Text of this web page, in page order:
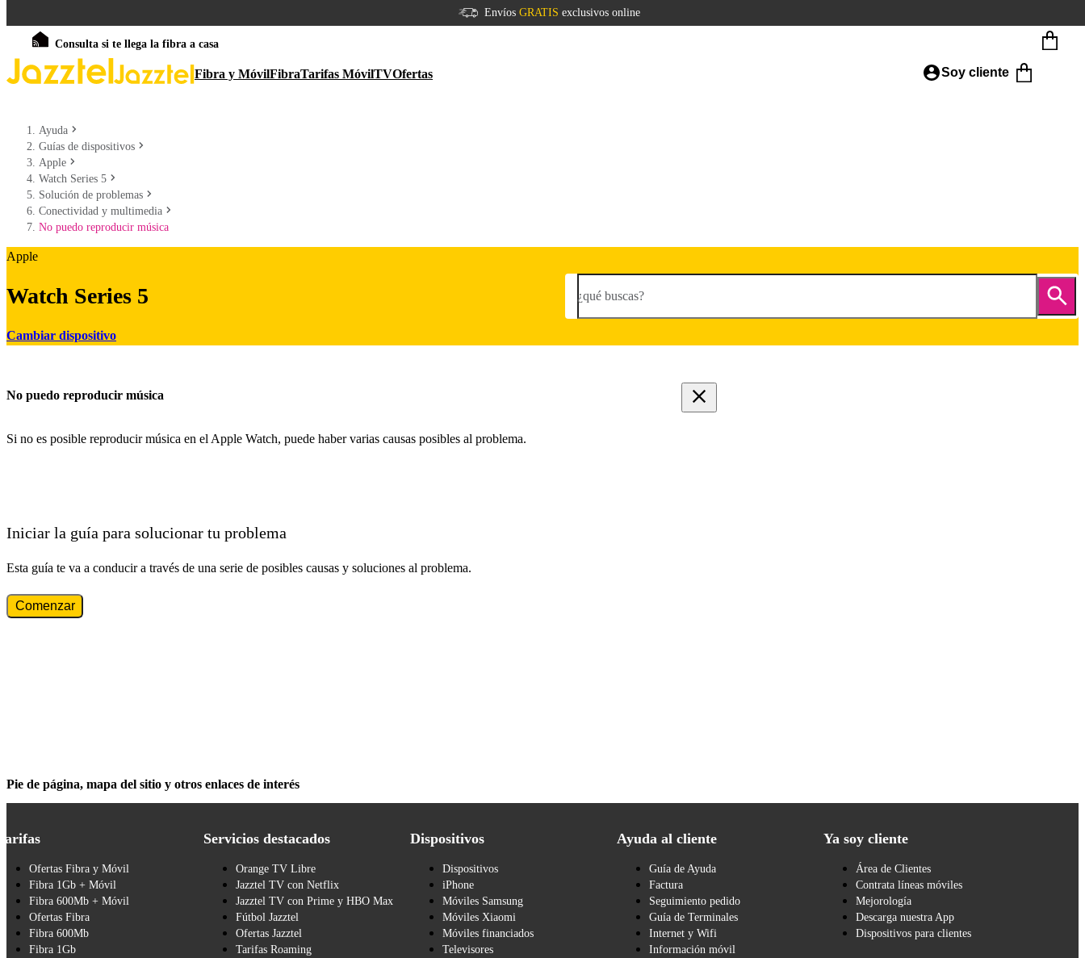
Envíos GRATIS exclusivos online
Consulta si te llega la fibra a casa
Fibra y MóvilFibraTarifas MóvilTVOfertas Soy cliente
Ayuda
Guías de dispositivos
Apple
Watch Series 5
Solución de problemas
Conectividad y multimedia
No puedo reproducir música
Apple
Watch Series 5
Cambiar dispositivo
¿qué buscas?
No puedo reproducir música
Si no es posible reproducir música en el Apple Watch, puede haber varias causas posibles al problema.
Iniciar la guía para solucionar tu problema
Esta guía te va a conducir a través de una serie de posibles causas y soluciones al problema.
Comenzar
Pie de página, mapa del sitio y otros enlaces de interés
Ofertas Fibra y Móvil
Fibra 1Gb + Móvil
Fibra 600Mb + Móvil
Ofertas Fibra
Fibra 600Mb
Fibra 1Gb
Servicios destacados
Orange TV Libre
Jazztel TV con Netflix
Jazztel TV con Prime y HBO Max
Fútbol Jazztel
Ofertas Jazztel
Tarifas Roaming
Dispositivos
Dispositivos
iPhone
Móviles Samsung
Móviles Xiaomi
Móviles financiados
Televisores
Ayuda al cliente
Guía de Ayuda
Factura
Seguimiento pedido
Guía de Terminales
Internet y Wifi
Información móvil
Ya soy cliente
Área de Clientes
Contrata líneas móviles
Mejorología
Descarga nuestra App
Dispositivos para clientes